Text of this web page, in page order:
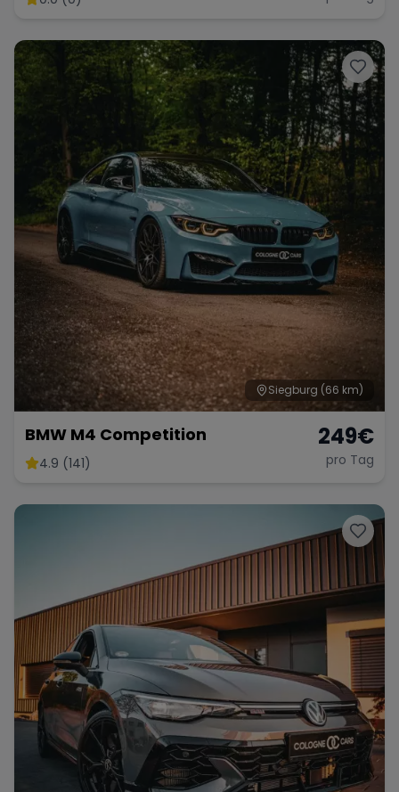
Siegburg (66 km)
BMW M4 Competition
4.9 (141)
249€
pro Tag